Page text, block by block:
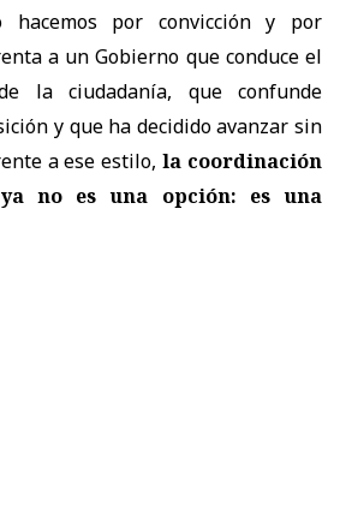
hacemos por convicción y por
a un Gobierno que conduce el
la ciudadanía, que confunde
y que ha decidido avanzar sin
a ese estilo,la coordinación
no es una opción: es una